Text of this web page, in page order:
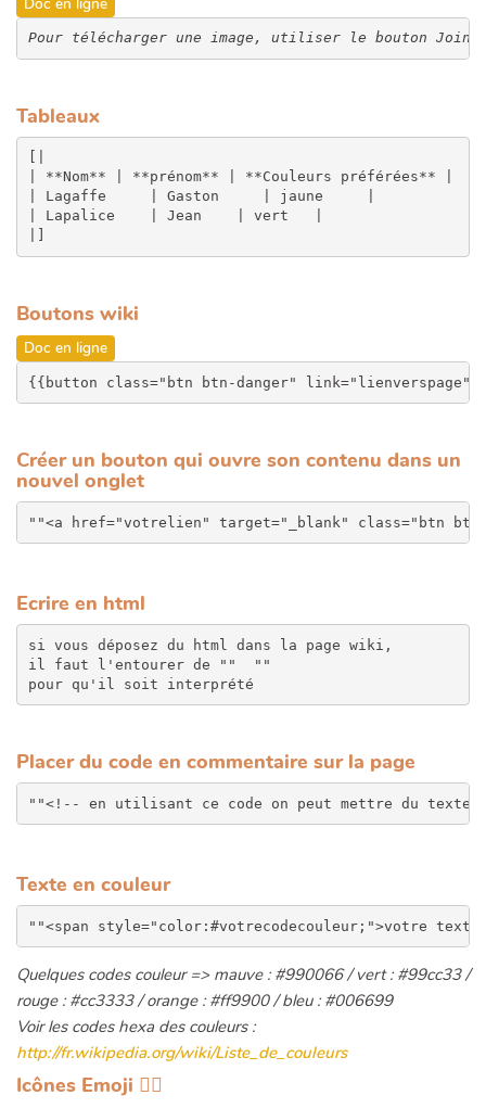
Pour télécharger une image, utiliser le bouton
Tableaux
| **Nom** | **prénom** | **Couleurs préférées** |
| Lagaffe     | Gaston     | jaune     |
| Lapalice    | Jean    | vert   |
Boutons wiki
Doc en ligne
{{button class="btn btn-danger"
Créer un bouton qui ouvre son contenu dans un
nouvel onglet
Ecrire en html
si vous déposez du html dans la page wiki,
il faut l'entourer de ""
""
pour qu'il soit interprété
Placer du code en commentaire sur la page
Texte en couleur
Quelques codes couleur => mauve : #990066 / vert : #99cc33 /
rouge : #cc3333 / orange : #ff9900 / bleu : #006699
Voir les codes hexa des couleurs :
http://fr.wikipedia.org/wiki/Liste_de_couleurs
Icônes Emoji 👍🏾